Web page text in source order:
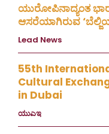
ಯುರೋಪಿನಾದ್ಯಂತ
ಆಸರೆಯಾಗಿರುವ
Lead News
55th
Cultural
in Dubai
ಯುಎಇ